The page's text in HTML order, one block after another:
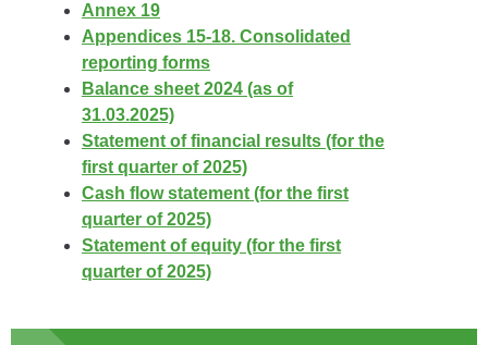
Annex 19
Appendices 15-18. Consolidated
reporting forms
Balance sheet 2024 (as of
31.03.2025)
Statement of financial results (for the
first quarter of 2025)
Cash flow statement (for the first
quarter of 2025)
Statement of equity (for the first
quarter of 2025)